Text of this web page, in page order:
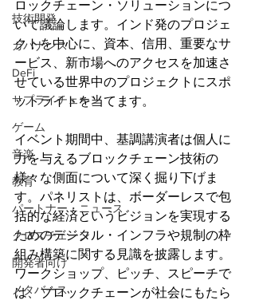
技術開発
ガバナンス
DeFi
サプライチェーン
ゲーム
音楽
教育
パートナー・ニュース
クロスチェーン
開発者向け
メタバース
ロックチェーン・ソリューションにつ
いて議論します。インド発のプロジェ
クトを中心に、資本、信用、重要なサ
ービス、新市場へのアクセスを加速さ
せている世界中のプロジェクトにスポ
ットライトを当てます。
イベント期間中、基調講演者は個人に
力を与えるブロックチェーン技術の
様々な側面について深く掘り下げま
す。パネリストは、ボーダーレスで包
括的な経済というビジョンを実現する
ためのデジタル・インフラや規制の枠
組み構築に関する見識を披露します。
ワークショップ、ピッチ、スピーチで
は、ブロックチェーンが社会にもたら